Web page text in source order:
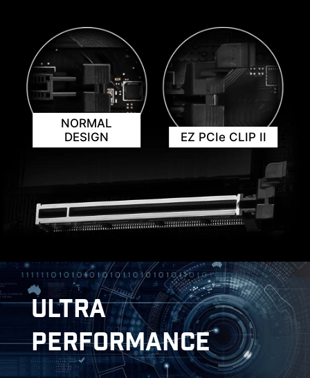
NORMAL
DESIGN
EZ PCIe CLIP II
EZ MOUNTING
MSI主機板電路區域清楚標示機殼螺絲鎖點須避開的
漆，防止零組件刮傷或損壞主機板。
MSI 獨家 JAF_1 接頭可讓 MPG EZ120 ARGB 風扇
只要一條線材即可。此外，JAF_1 接頭也可通過專用
的 1對2 EZ Conn線材轉換成額外的ARGB Gen 1 和
風扇接頭，讓整個裝機過程更加簡單。
主機板上 LED 除錯指示燈，可快速顯示問題根源，
以便您準確判斷並重新啟動運行。
CREATION BOOST
一鍵CPU超頻可自動優化處理器性
AI BOOST
外運算能力時，提供最佳的 AI 性
能。*需搭配相容處理器啟用。"
XMP
從預設的XMP資料夾中選擇，並可
自動超頻相容的DDR記憶體。
ULTRA
PERFORMANCE